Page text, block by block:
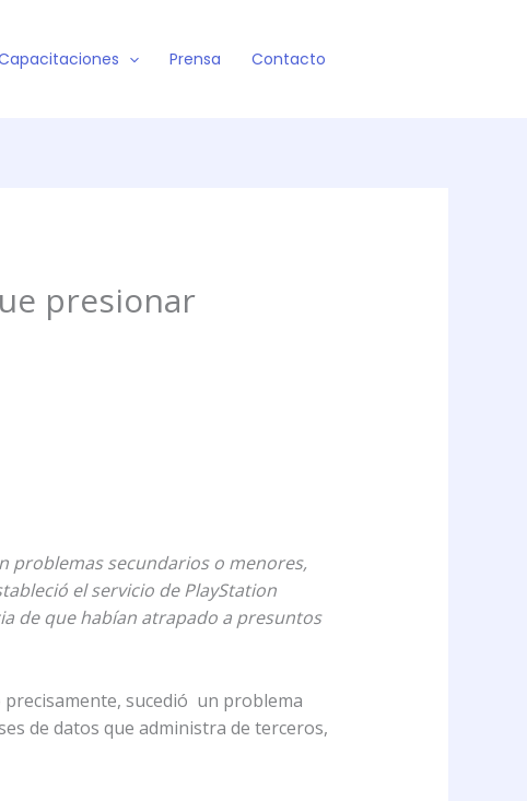
Prensa Contacto
presionar
problemas secundarios o menores,
el servicio de PlayStation
de que habían atrapado a presuntos
sucedió un problema
de datos que administra de terceros,